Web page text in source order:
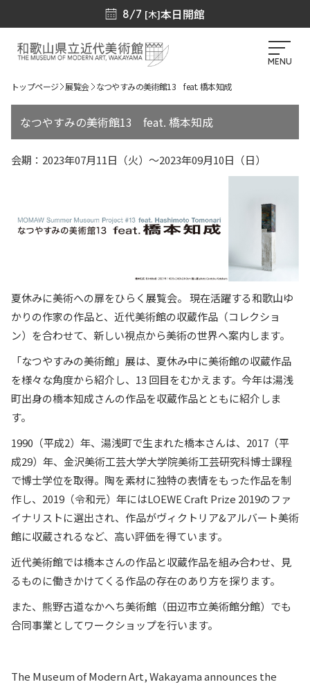
8/7 [木]本日開館
MENU
トップページ 展覧会 なつやすみの美術館13 feat. 橋本知成
なつやすみの美術館13 feat. 橋本知成
会期：2023年07月11日（火）～2023年09月10日（日）
夏休みに美術への扉をひらく展覧会。 現在活躍する和歌山ゆ
かりの作家の作品と、近代美術館の収蔵作品（コレクショ
ン）を合わせて、新しい視点から美術の世界へ案内します。
「なつやすみの美術館」展は、夏休み中に美術館の収蔵作品
を様々な角度から紹介し、13 回目をむかえます。今年は湯浅
町出身の橋本知成さんの作品を収蔵作品とともに紹介しま
す。
1990（平成2）年、湯浅町で生まれた橋本さんは、2017（平
成29）年、金沢美術工芸大学大学院美術工芸研究科博士課程
で博士学位を取得。陶を素材に独特の表情をもった作品を制
作し、2019（令和元）年にはLOEWE Craft Prize 2019のファ
イナリストに選出され、作品がヴィクトリア&アルバート美術
館に収蔵されるなど、高い評価を得ています。
近代美術館では橋本さんの作品と収蔵作品を組み合わせ、見
るものに働きかけてくる作品の存在のあり方を探ります。
また、熊野古道なかへち美術館（田辺市立美術館分館）でも
合同事業としてワークショップを行います。
The Museum of Modern Art, Wakayama announces the